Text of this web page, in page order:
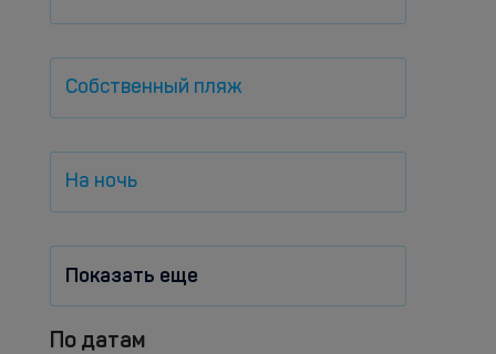
Собственный пляж
На ночь
Показать еще
По датам